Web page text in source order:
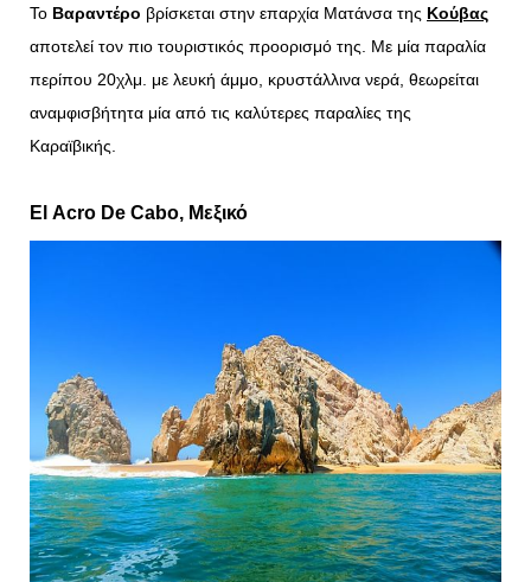
Το Βαραντέρο βρίσκεται στην επαρχία Ματάνσα της Κούβας
αποτελεί τον πιο τουριστικός προορισμό της. Με μία παραλία
περίπου 20χλμ. με λευκή άμμο, κρυστάλλινα νερά, θεωρείται
αναμφισβήτητα μία από τις καλύτερες παραλίες της
Καραϊβικής.
El Acro De Cabo, Μεξικό